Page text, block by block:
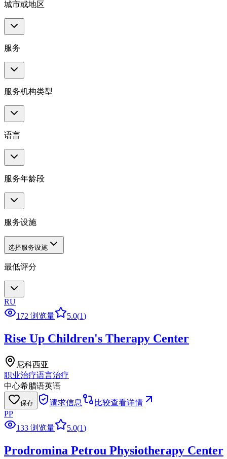
城市或地区
服务
服务机构类型
语言
服务年龄段
服务设施
选择服务设施
最低评分
RU
172 浏览量
5.0(1)
Rise Up Children's Therapy Center
尼科西亚
职业治疗语言治疗
中心希腊语英语
保存 请求信息 比较查看详情
PP
133 浏览量
5.0(1)
Prodromina Petrou Physiotherapy Center